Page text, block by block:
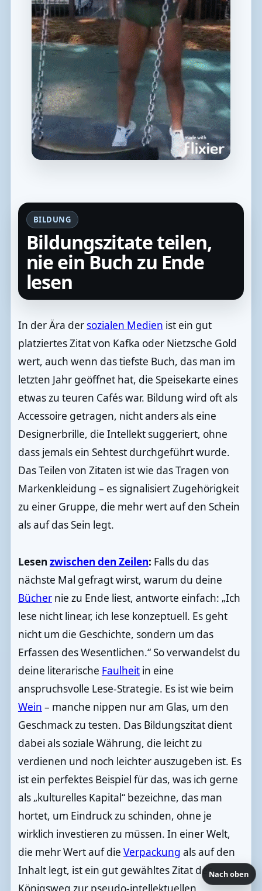
BILDUNG
Bildungszitate teilen,
nie ein Buch zu Ende
lesen
In der Ära dersozialen Medien ist ein gut
platziertes Zitat von Kafka oder Nietzsche Gold
wert, auch wenn das tiefste Buch, das man im
letzten Jahr geöffnet hat, die Speisekarte eines
etwas zu teuren Cafés war. Bildung wird oft als
Accessoire getragen, nicht anders als eine
Designerbrille, die Intellekt suggeriert, ohne
dass jemals ein Sehtest durchgeführt wurde.
Das Teilen von Zitaten ist wie das Tragen von
Markenkleidung – es signalisiert Zugehörigkeit
zu einer Gruppe, die mehr wert auf den Schein
als auf das Sein legt.
Lesen zwischen den Zeilen: Falls du das
nächste Mal gefragt wirst, warum du deine
Büchernie zu Ende liest, antworte einfach: „Ich
lese nicht linear, ich lese konzeptuell. Es geht
nicht um die Geschichte, sondern um das
Erfassen des Wesentlichen.“ So verwandelst du
deine literarische Faulheitin eine
anspruchsvolle Lese-Strategie. Es ist wie beim
Wein – manche nippen nur am Glas, um den
Geschmack zu testen. Das Bildungszitat dient
dabei als soziale Währung, die leicht zu
verdienen und noch leichter auszugeben ist. Es
ist ein perfektes Beispiel für das, was ich gerne
als „kulturelles Kapital“ bezeichne, das man
hortet, um Eindruck zu schinden, ohne je
wirklich investieren zu müssen. In einer Welt,
die mehr Wert auf die Verpackung als auf den
Inhalt legt, ist ein gut gewähltes Zitat derNach oben